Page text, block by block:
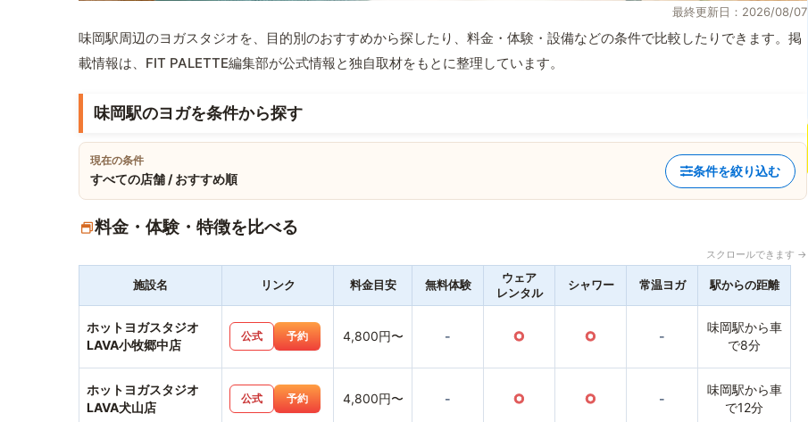
最終更新日：2026/08/07
味岡駅周辺のヨガスタジオを、目的別のおすすめから探したり、料金・体験・設備などの条件で比較したりできます。掲
載情報は、FIT PALETTE編集部が公式情報と独自取材をもとに整理しています。
味岡駅のヨガを条件から探す
現在の条件
すべての店舗 / おすすめ順
条件を絞り込む
料金・体験・特徴を比べる
スクロールできます →
施設名 リンク 料金目安 無料体験
ウェア
レンタル
シャワー 常温ヨガ 駅からの距離
ホットヨガスタジオ
LAVA小牧郷中店
公式 予約 4,800円〜 - ○ ○ -
味岡駅から車
で8分
ホットヨガスタジオ
LAVA犬山店
公式 予約 4,800円〜 - ○ ○ -
味岡駅から車
で12分